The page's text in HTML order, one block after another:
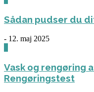
Sådan pudser du
- 12. maj 2025
Vask og rengøring
Rengøringstest